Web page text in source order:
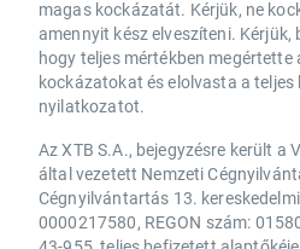
magas kockázatát. Kérjük, ne
amennyit kész elveszíteni.
hogy teljes mértékben
kockázatokat és elolvasta a teljes
nyilatkozatot.
Az XTB S.A., bejegyzésre került a
által vezetett Nemzeti
Cégnyilvántartás 13.
0000217580, REGON szám: